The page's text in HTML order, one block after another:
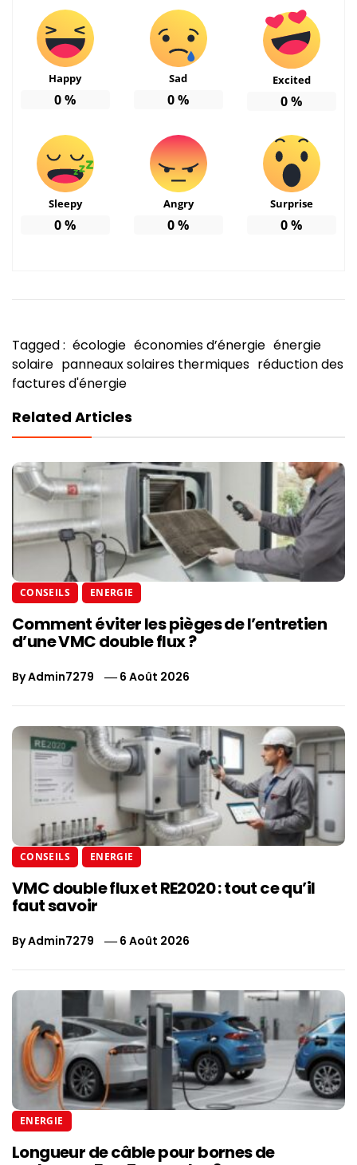
Happy
0%
Sad
0%
Excited
0%
Sleepy
0%
Angry
0%
Surprise
0%
Tagged : écologie économies d’énergie énergie
solaire panneaux solaires thermiques réduction des
factures d'énergie
Related Articles
CONSEILS ENERGIE
Comment éviter les pièges de l’entretien
d’une VMC double flux ?
ByAdmin7279 6 Août 2026
CONSEILS ENERGIE
VMC double flux et RE2020 : tout ce qu’il
faut savoir
ByAdmin7279 6 Août 2026
ENERGIE
Longueur de câble pour bornes de